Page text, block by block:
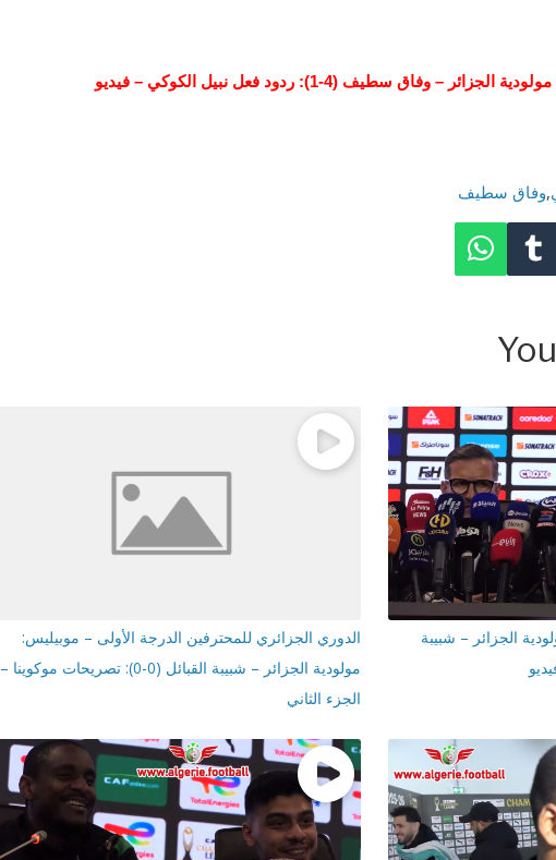
– وفاق سطيف (4-1): ردود فعل نبيل الكوكي – فيديو
,وفاق سطيف
مولودية الجزائر – شبيبة
الدوري الجزائري للمحترفين الدرجة الأولى – موبيليس:
مولودية الجزائر – شبيبة القبائل (0-0): تصريحات موكوينا –
الجزء الثاني